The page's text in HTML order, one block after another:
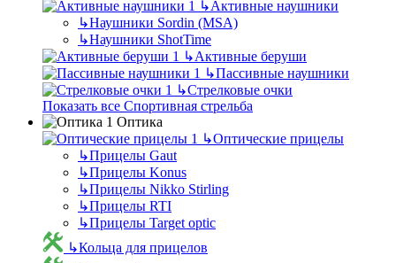
↳Активные наушники
↳Наушники Sordin (MSA)
↳Наушники ShotTime
↳Активные беруши
↳Пассивные наушники
↳Стрелковые очки
Показать все Спортивная стрельба
Оптика
↳Оптические прицелы
↳Прицелы Gaut
↳Прицелы Konus
↳Прицелы Nikko Stirling
↳Прицелы RTI
↳Прицелы Target optic
↳Кольца для прицелов